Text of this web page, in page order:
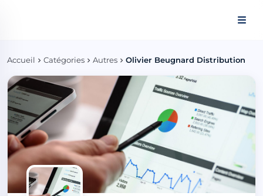
Accueil Catégories Autres Olivier Beugnard Distribution